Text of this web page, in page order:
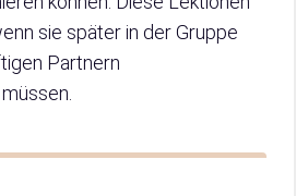
sie später in der Gruppe
Partnern